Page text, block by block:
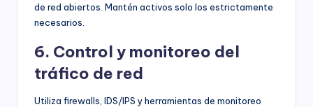
de red abiertos. Mantén activos solo los estrictamente
necesarios.
6. Control y monitoreo del
tráfico de red
Utiliza firewalls, IDS/IPS y herramientas de monitoreo